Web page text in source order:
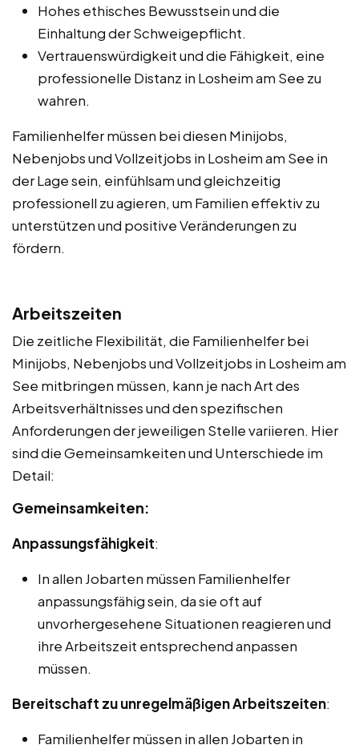
Hohes ethisches Bewusstsein und die
Einhaltung der Schweigepflicht.
Vertrauenswürdigkeit und die Fähigkeit, eine
professionelle Distanz in Losheim am See zu
wahren.
Familienhelfer müssen bei diesen Minijobs,
Nebenjobs und Vollzeitjobs in Losheim am See in
der Lage sein, einfühlsam und gleichzeitig
professionell zu agieren, um Familien effektiv zu
unterstützen und positive Veränderungen zu
fördern.
Arbeitszeiten
Die zeitliche Flexibilität, die Familienhelfer bei
Minijobs, Nebenjobs und Vollzeitjobs in Losheim am
See mitbringen müssen, kann je nach Art des
Arbeitsverhältnisses und den spezifischen
Anforderungen der jeweiligen Stelle variieren. Hier
sind die Gemeinsamkeiten und Unterschiede im
Detail:
Gemeinsamkeiten:
Anpassungsfähigkeit:
In allen Jobarten müssen Familienhelfer
anpassungsfähig sein, da sie oft auf
unvorhergesehene Situationen reagieren und
ihre Arbeitszeit entsprechend anpassen
müssen.
Bereitschaft zu unregelmäßigen Arbeitszeiten:
Familienhelfer müssen in allen Jobarten in